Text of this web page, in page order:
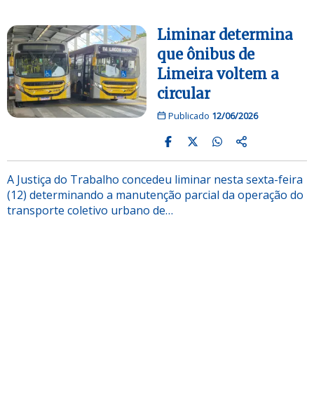
Liminar determina
que ônibus de
Limeira voltem a
circular
Publicado 12/06/2026
A Justiça do Trabalho concedeu liminar nesta sexta-feira
(12) determinando a manutenção parcial da operação do
transporte coletivo urbano de…